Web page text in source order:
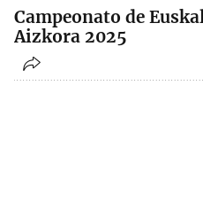
Campeonato de
Aizkora 2025